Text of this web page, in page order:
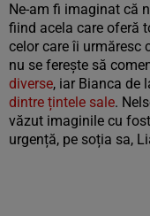
Ne-am fi imaginat că
fiind acela care oferă
celor care îi urmăresc
nu se ferește să
diverse, iar Bianca de
dintre țintele sale.
văzut imaginile cu
urgență, pe soția sa,